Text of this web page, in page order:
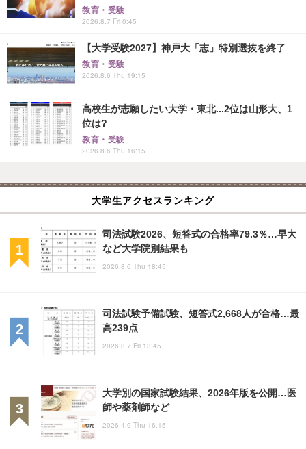
教育・受験
2026.8.7 Fri 0:45
【大学受験2027】神戸大「志」特別選抜を終了
教育・受験
2026.8.6 Thu 19:15
高校生が志願したい大学・東北...2位は山形大、1
位は?
教育・受験
2026.8.6 Thu 16:15
大学生アクセスランキング
司法試験2026、短答式の合格率79.3％…早大
など大学院別結果も
2026.8.6 Thu 18:45
司法試験予備試験、短答式2,668人が合格…最
高239点
2026.8.7 Fri 13:45
大学別の国家試験結果、2026年版を公開…医
師や薬剤師など
2026.4.9 Thu 16:15